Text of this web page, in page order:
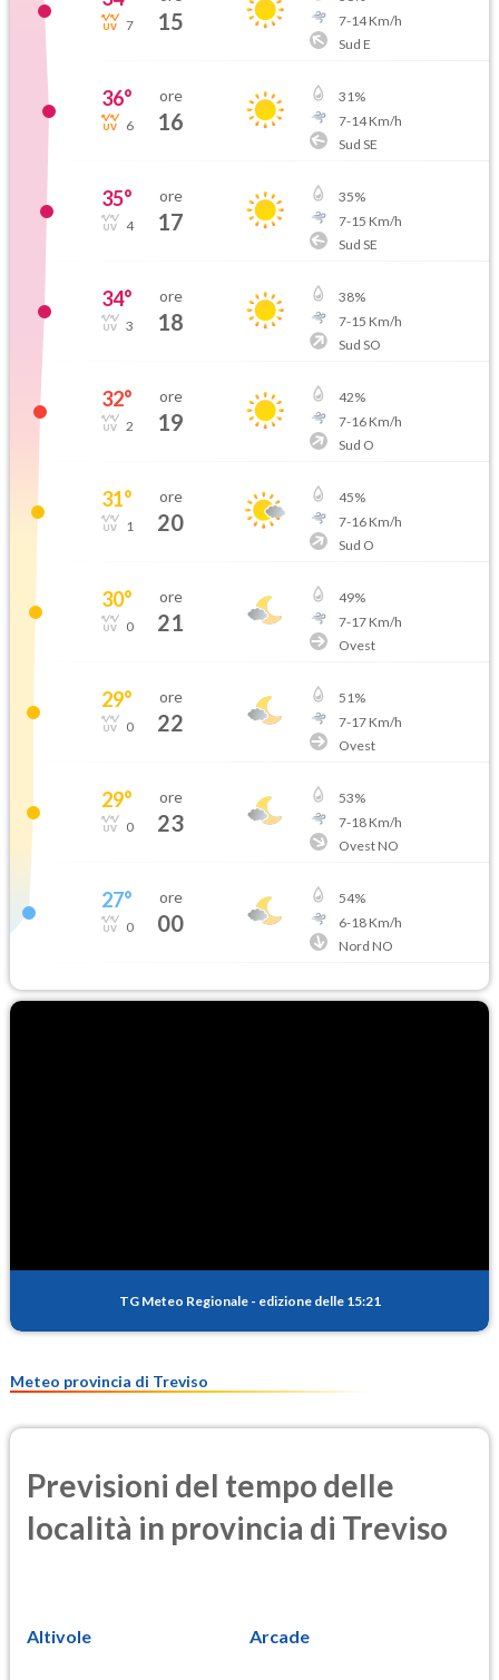
7 15
7-14Km/h
Sud E
36°
6
ore
16
31%
7-14Km/h
Sud SE
35°
4
ore
17
35%
7-15 Km/h
Sud SE
34°
3
ore
18
38%
7-15 Km/h
Sud SO
32°
2
ore
19
42%
7-16Km/h
Sud O
31°
1
ore
20
45%
7-16Km/h
Sud O
30°
0
ore
21
49%
7-17Km/h
Ovest
29°
0
ore
22
51%
7-17Km/h
Ovest
29°
0
ore
23
53%
7-18Km/h
Ovest NO
27°
0
ore
00
54%
6-18Km/h
Nord NO
TG Meteo Regionale - edizione delle 15:21
Meteo provincia di Treviso
Previsioni del tempo delle
località in provincia di Treviso
Altivole Arcade